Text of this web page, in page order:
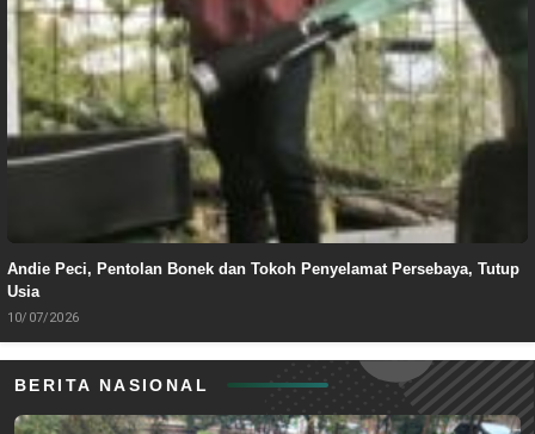
Andie Peci, Pentolan Bonek dan Tokoh Penyelamat Persebaya, Tutup
Usia
10/07/2026
BERITA NASIONAL